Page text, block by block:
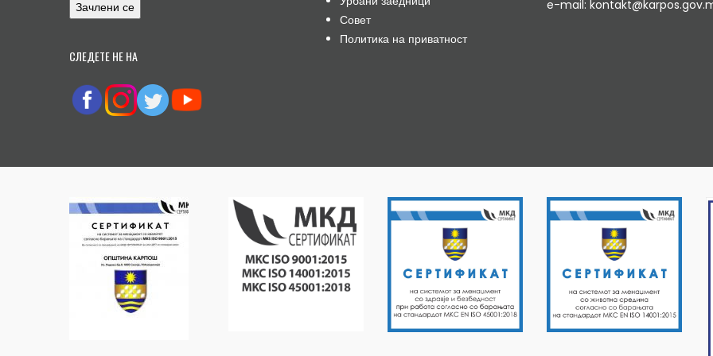
СЛЕДЕТЕ НЕ НА
Совет
Политика на приватност
e-mail: